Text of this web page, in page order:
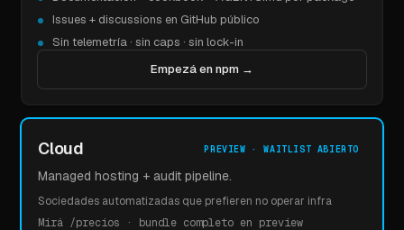
Issues + discussions en GitHub público
Sin telemetría · sin caps · sin lock-in
Empezá en npm →
Cloud PREVIEW · WAITLIST ABIERTO
Managed hosting + audit pipeline.
Sociedades automatizadas que prefieren no operar infra
Mirá /precios · bundle completo en preview